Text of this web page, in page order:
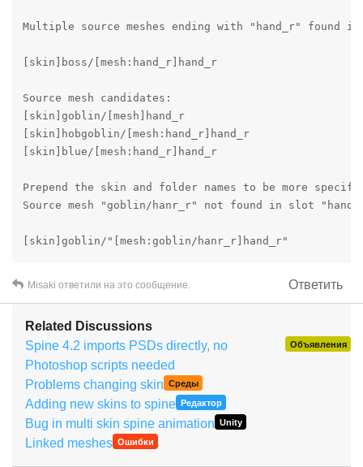
Multiple source meshes ending with "hand_r" found
[skin]boss/[mesh:hand_r]hand_r
Source mesh candidates:
[skin]goblin/[mesh]hand_r
[skin]hobgoblin/[mesh:hand_r]hand_r
[skin]blue/[mesh:hand_r]hand_r
Prepend the skin and folder names to be more
Source mesh "goblin/hanr_r" not found in slot
[skin]goblin/"[mesh:goblin/hanr_r]hand_r"
[skin]hobgoblin/"[mesh:hobgoblin/hand_r]hand_r"
---
Source mesh "blue/hand_r" not found in slot
Ответить
Misaki ответили на это сообщение.
Related Discussions
Spine 4.2 imports PSDs directly, no
Photoshop scripts needed
Объявления
Problems changing skin Среды
Adding new skins to spine Редактор
Bug in multi skin spine animation Unity
Linked meshes Ошибки